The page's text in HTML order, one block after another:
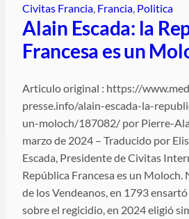
Civitas Francia, Francia, Politica
Alain Escada: la
Francesa es un
Articulo original : https://
presse.info/alain-escada-la-
un-moloch/187082/ por Pierre-
marzo de 2024 – Traducido por
Escada, Presidente de Civitas
República Francesa es un Moloch.
de los Vendeanos, en 1793
sobre el regicidio, en 2024 eligió